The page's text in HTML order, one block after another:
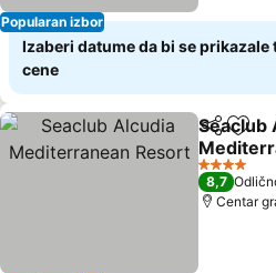
Popularan izbor
Izaberi datume da bi se prikazale
cene
Deli
Seaclub
4 Zvezdice
8,7
Centar